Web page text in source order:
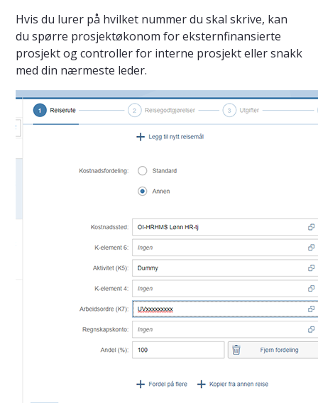
Hvis du lurer på hvilket nummer du skal skrive, kan
du spørre prosjektøkonom for eksternfinansierte
prosjekt og controller for interne prosjekt eller snakk
med din nærmeste leder.